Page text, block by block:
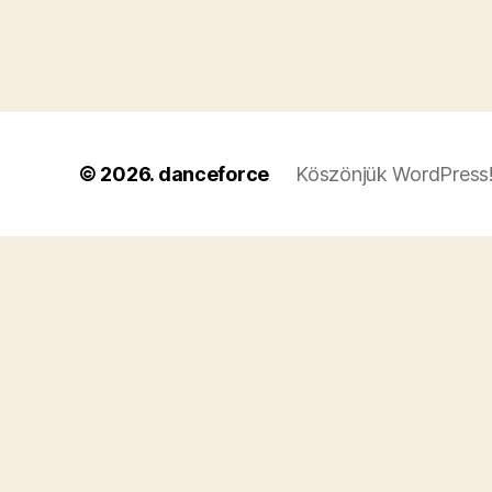
© 2026. danceforce Köszönjük